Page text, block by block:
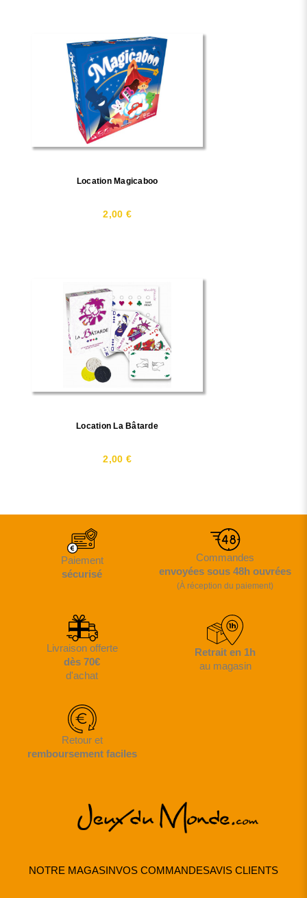
Location Magicaboo
2,00 €
Location La Bâtarde
2,00 €
Paiement
sécurisé
Commandes
envoyées sous 48h ouvrées
(À réception du paiement)
Livraison offerte
dès 70€
d'achat
Retrait en 1h
au magasin
Retour et
remboursement faciles
NOTRE MAGASINVOS COMMANDESAVIS CLIENTS